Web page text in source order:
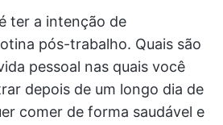
ter a intenção de
pós-trabalho. Quais são
pessoal nas quais você
depois de um longo dia de
comer de forma saudável e